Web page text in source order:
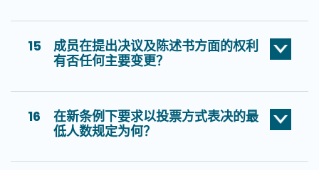
15
成员在提出决议及陈述书方面的权利
有否任何主要变更？
16
在新条例下要求以投票方式表决的最
低人数规定为何？